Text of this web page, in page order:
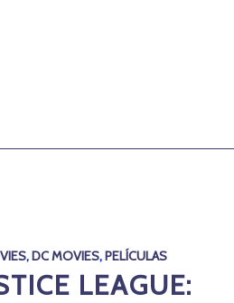
,DC MOVIES,PELÍCULAS
LEAGUE: